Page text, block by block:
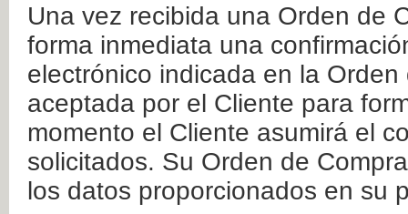
Una vez recibida una Orden de
forma inmediata una
electrónico indicada en la
aceptada por el Cliente para
momento el Cliente asumirá el
solicitados. Su Orden de
los datos proporcionados en su